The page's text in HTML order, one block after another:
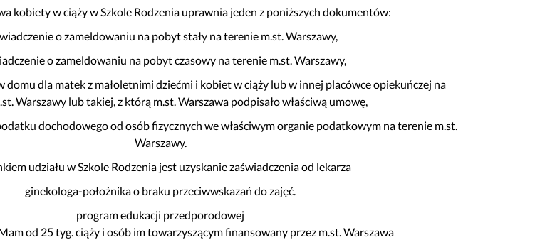
kobiety w ciąży w Szkole Rodzenia uprawnia jeden z poniższych dokumentów:
o zameldowaniu na pobyt stały na terenie m.st. Warszawy,
o zameldowaniu na pobyt czasowy na terenie m.st. Warszawy,
domu dla matek z małoletnimi dziećmi i kobiet w ciąży lub w innej placówce opiekuńczej na
Warszawy lub takiej, z którą m.st. Warszawa podpisało właściwą umowę,
dochodowego od osób fizycznych we właściwym organie podatkowym na terenie m.st.
Warszawy.
udziału w Szkole Rodzenia jest uzyskanie zaświadczenia od lekarza
ginekologa-położnika o braku przeciwwskazań do zajęć.
program edukacji przedporodowej
od 25 tyg. ciąży i osób im towarzyszącym finansowany przez m.st. Warszawa